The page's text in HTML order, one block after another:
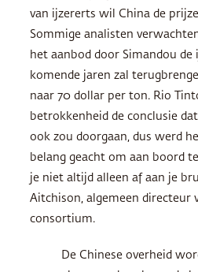
van ijzererts wil China de
Sommige analisten
het aanbod door Simandou
komende jaren zal
naar 70 dollar per ton. Rio
betrokkenheid de conclusie
ook zou doorgaan, dus werd
belang geacht om aan boord
je niet altijd alleen af aan je
Aitchison, algemeen directeur
consortium.
De Chinese overheid